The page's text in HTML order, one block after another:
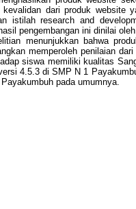
dari produk website
istilah research and
pengembangan ini dinilai
menunjukkan bahwa
memperoleh penilaian
siswa memiliki kualitas
4.5.3 di SMP N 1
pada umumnya.